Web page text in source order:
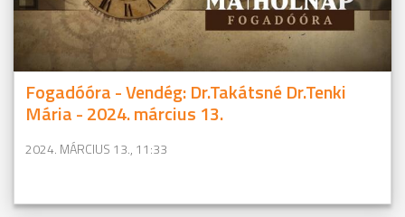
Fogadóóra - Vendég: Dr.Takátsné Dr.Tenki
Mária - 2024. március 13.
2024. MÁRCIUS 13., 11:33